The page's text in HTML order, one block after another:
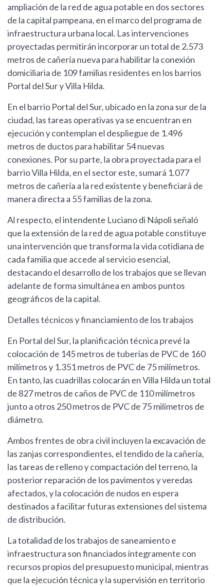
ampliación de la red de agua potable en dos sectores
de la capital pampeana, en el marco del programa de
infraestructura urbana local. Las intervenciones
proyectadas permitirán incorporar un total de 2.573
metros de cañería nueva para habilitar la conexión
domiciliaria de 109 familias residentes en los barrios
Portal del Sur y Villa Hilda.
En el barrio Portal del Sur, ubicado en la zona sur de la
ciudad, las tareas operativas ya se encuentran en
ejecución y contemplan el despliegue de 1.496
metros de ductos para habilitar 54 nuevas
conexiones. Por su parte, la obra proyectada para el
barrio Villa Hilda, en el sector este, sumará 1.077
metros de cañería a la red existente y beneficiará de
manera directa a 55 familias de la zona.
Al respecto, el intendente Luciano di Nápoli señaló
que la extensión de la red de agua potable constituye
una intervención que transforma la vida cotidiana de
cada familia que accede al servicio esencial,
destacando el desarrollo de los trabajos que se llevan
adelante de forma simultánea en ambos puntos
geográficos de la capital.
Detalles técnicos y financiamiento de los trabajos
En Portal del Sur, la planificación técnica prevé la
colocación de 145 metros de tuberías de PVC de 160
milímetros y 1.351 metros de PVC de 75 milímetros.
En tanto, las cuadrillas colocarán en Villa Hilda un total
de 827 metros de caños de PVC de 110 milímetros
junto a otros 250 metros de PVC de 75 milímetros de
diámetro.
Ambos frentes de obra civil incluyen la excavación de
las zanjas correspondientes, el tendido de la cañería,
las tareas de relleno y compactación del terreno, la
posterior reparación de los pavimentos y veredas
afectados, y la colocación de nudos en espera
destinados a facilitar futuras extensiones del sistema
de distribución.
La totalidad de los trabajos de saneamiento e
infraestructura son financiados íntegramente con
recursos propios del presupuesto municipal, mientras
que la ejecución técnica y la supervisión en territorio